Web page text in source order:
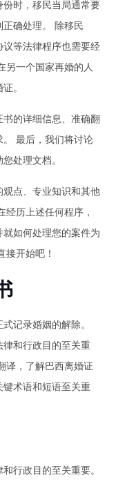
时，移民当局通常要
确处理。 除移民
等法律程序也需要经
另一个国家再婚的人
。
的详细信息、准确翻
最后，我们将讨论
处理文档。
点、专业知识和其他
历上述任何程序，
如何处理您的案件为
接开始吧！
记录婚姻的解除。
和行政目的至关重
译，了解巴西离婚证
术语和短语至关重
行政目的至关重要。